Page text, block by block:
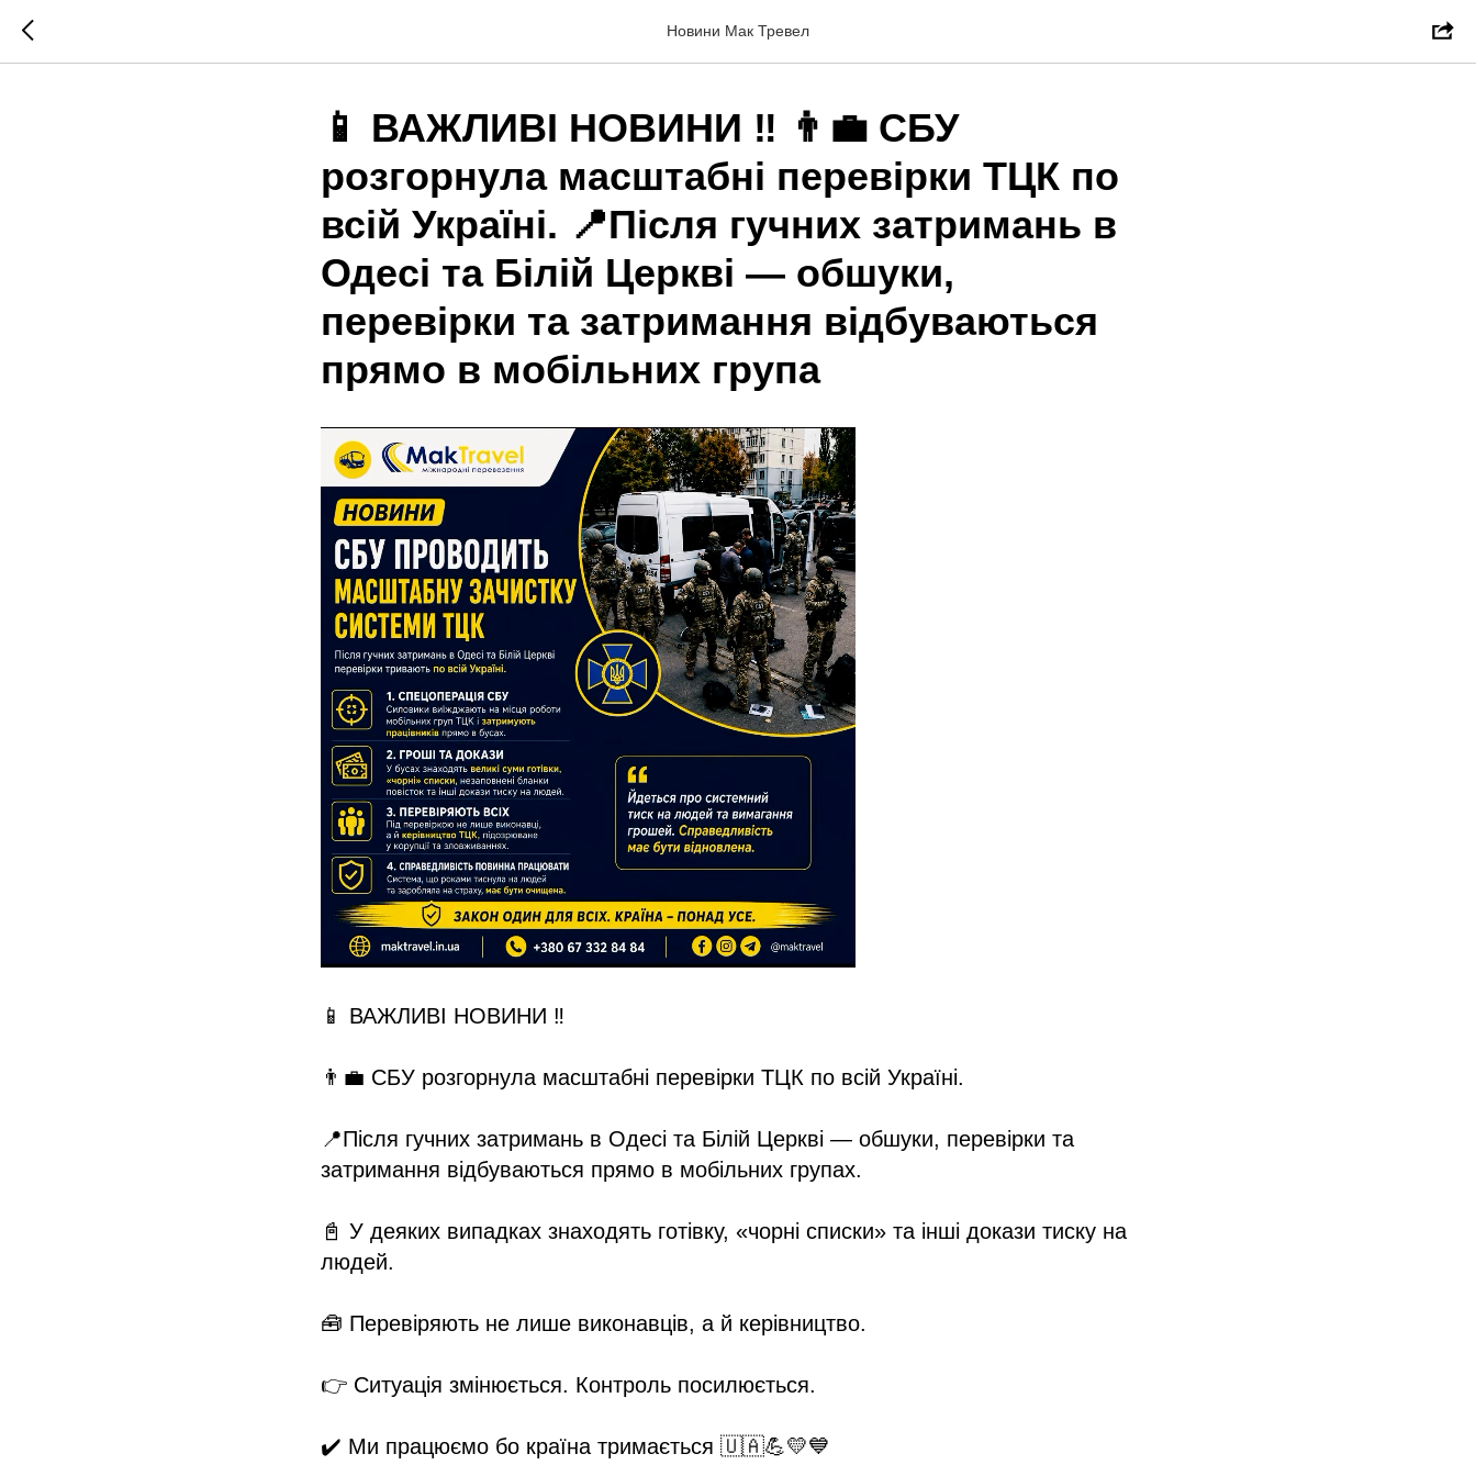
Новини Мак Тревел
📱 ВАЖЛИВІ НОВИНИ ‼️ 👨‍💼 СБУ
розгорнула масштабні перевірки ТЦК по
всій Україні. 📍Після гучних затримань в
Одесі та Білій Церкві — обшуки,
перевірки та затримання відбуваються
прямо в мобільних група
📱 ВАЖЛИВІ НОВИНИ ‼️
👨‍💼 СБУ розгорнула масштабні перевірки ТЦК по всій Україні.
📍Після гучних затримань в Одесі та Білій Церкві — обшуки, перевірки та
затримання відбуваються прямо в мобільних групах.
📓 У деяких випадках знаходять готівку, «чорні списки» та інші докази тиску на
людей.
🧰 Перевіряють не лише виконавців, а й керівництво.
👉 Ситуація змінюється. Контроль посилюється.
✔️ Ми працюємо бо країна тримається 🇺🇦💪💛💙